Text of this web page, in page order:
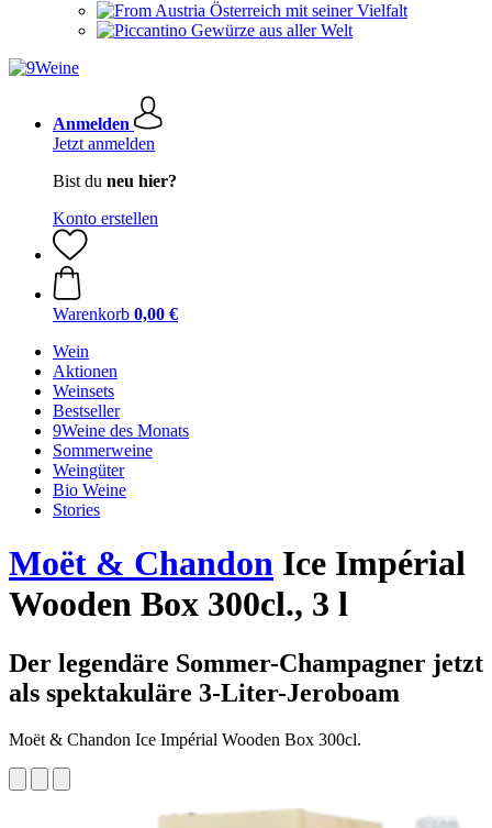
Österreich mit seiner Vielfalt
Gewürze aus aller Welt
Anmelden
Jetzt anmelden
Bist du neu hier?
Konto erstellen
Warenkorb 0,00 €
Wein
Aktionen
Weinsets
Bestseller
9Weine des Monats
Sommerweine
Weingüter
Bio Weine
Stories
Moët & Chandon Ice Impérial
Wooden Box 300cl., 3 l
Der legendäre Sommer-Champagner jetzt
als spektakuläre 3-Liter-Jeroboam
Moët & Chandon Ice Impérial Wooden Box 300cl.